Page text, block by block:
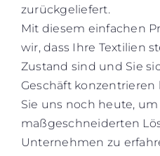
zurückgeliefert.
Mit diesem einfachen
wir, dass Ihre Textilien
Zustand sind und Sie
Geschäft
Sie uns noch heute,
maßgeschneiderten
Unternehmen zu